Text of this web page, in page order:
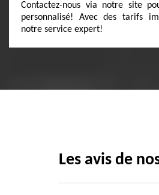
Contactez-nous via notre site
personnalisé! Avec des tarifs
notre service expert!
Les avis de